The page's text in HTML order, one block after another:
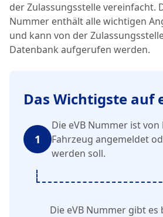
der Zulassungsstelle vereinfacht.
Nummer enthält alle wichtigen
und kann von der
Datenbank aufgerufen werden.
Das Wichtigste auf
1
Die eVB Nummer ist
Fahrzeug angemeldet
werden soll.
Die eVB Nummer gibt es